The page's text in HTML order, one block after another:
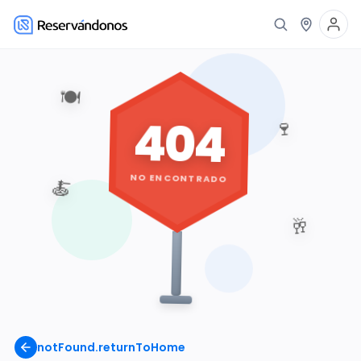
notFound.returnToHome
🍽️
🍷
🥂
🍝
404
NO ENCONTRADO